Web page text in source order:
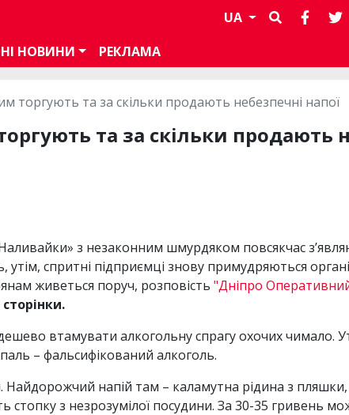
UA
НОВИНИ РЕКЛАМА
торгують та за скільки продають небезпечні напої
та за скільки продають
з незаконним шмурдяком повсякчас
спритні підприємці знову примудряються
живеться поруч, розповість "Дніпро
втамувати алкогольну спрагу охочих чимало.
– фальсифікований алкоголь.
Найдорожчий напій там – каламутна рідина з
з незрозумілої посудини. За 30-35 гривень